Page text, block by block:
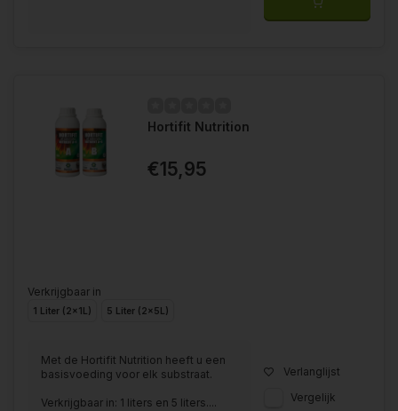
Hortifit Nutrition
€15,95
Verkrijgbaar in
1 Liter (2x1L) 5 Liter (2x5L)
Met de Hortifit Nutrition heeft u een
basisvoeding voor elk substraat.
Verkrijgbaar in: 1 liters en 5 liters....
Verlanglijst
Vergelijk